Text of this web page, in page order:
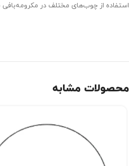
استفاده از چوب‌های مختلف در
محصولات مشابه